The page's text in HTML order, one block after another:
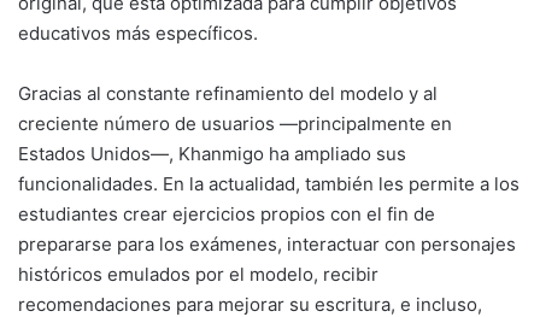
educativos más específicos.
Gracias al constante refinamiento del modelo y al
creciente número de usuarios —principalmente en
Estados Unidos—, Khanmigo ha ampliado sus
funcionalidades. En la actualidad, también les permite a los
estudiantes crear ejercicios propios con el fin de
prepararse para los exámenes, interactuar con personajes
históricos emulados por el modelo, recibir
recomendaciones para mejorar su escritura, e incluso,